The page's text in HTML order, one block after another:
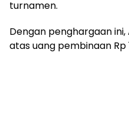
turnamen.
Dengan penghargaan
atas uang pembinaan Rp